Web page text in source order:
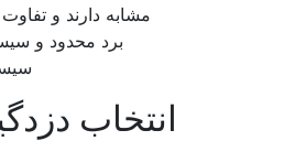
مشابه دارند و
برد محدود و
انتخاب